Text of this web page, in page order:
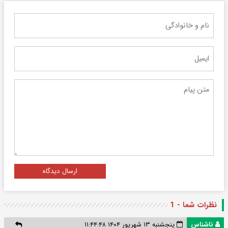
ارسال دیدگاه
نظرات شما - 1
ناشناس پنجشنبه ۱۳ شهریور ۱۴۰۴ ۱۱:۴۴:۴۸